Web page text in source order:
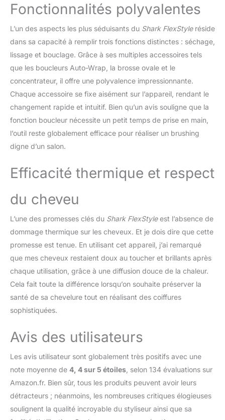
quelques secondes
VOUS SÉCHEZ, SANS
DOMMAGES
THERMIQUE : Mesure la
chaleur 1 000 fois par
seconde. Pas de chaleur
extrême. Pour plus de
douceur et de brillance et
moins de frisottis et de
mèches rebelles* (*Par
rapport au séchage à
l'air) COMPREND: Shark
Concentrateur, Guide de
coiffure. Poids: 700g.
Fonctionnalités polyvalentes
L’un des aspects les plus séduisants du Shark FlexStyleréside
dans sa capacité à remplir trois fonctions distinctes : séchage,
lissage et bouclage. Grâce à ses multiples accessoires tels
que les boucleurs Auto-Wrap, la brosse ovale et le
concentrateur, il offre une polyvalence impressionnante.
Chaque accessoire se fixe aisément sur l’appareil, rendant le
changement rapide et intuitif. Bien qu’un avis souligne que la
fonction boucleur nécessite un petit temps de prise en main,
l’outil reste globalement efficace pour réaliser un brushing
digne d’un salon.
Efficacité thermique et respect
du cheveu
L’une des promesses clés du Shark FlexStyleest l’absence de
dommage thermique sur les cheveux. Et je dois dire que cette
promesse est tenue. En utilisant cet appareil, j’ai remarqué
que mes cheveux restaient doux au toucher et brillants après
chaque utilisation, grâce à une diffusion douce de la chaleur.
Cela fait toute la différence lorsqu’on souhaite préserver la
santé de sa chevelure tout en réalisant des coiffures
sophistiquées.
Avis des utilisateurs
Les avis utilisateur sont globalement très positifs avec une
note moyenne de 4, 4 sur 5 étoiles , selon 134 évaluations sur
Amazon.fr. Bien sûr, tous les produits peuvent avoir leurs
détracteurs ; néanmoins, les nombreuses critiques élogieuses
soulignent la qualité incroyable du styliseur ainsi que sa